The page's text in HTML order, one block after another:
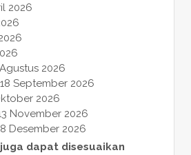
2026
2026
September 2026
2026
November 2026
Desember 2026
dapat disesuaikan